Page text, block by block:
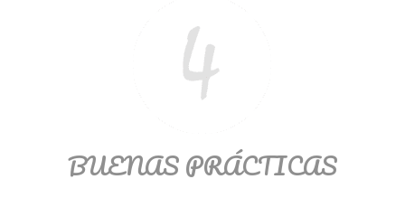
BUENAS PRÁCTICAS